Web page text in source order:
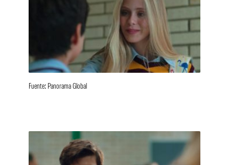
Fuente: Panorama Global